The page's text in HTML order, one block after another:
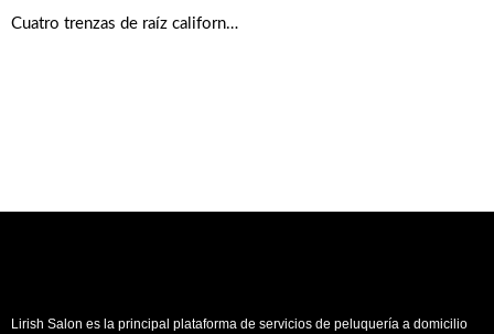
Cuatro trenzas de raíz californianas negro y rojo
Lirish Salon es la principal plataforma de servicios de peluquería a domicilio